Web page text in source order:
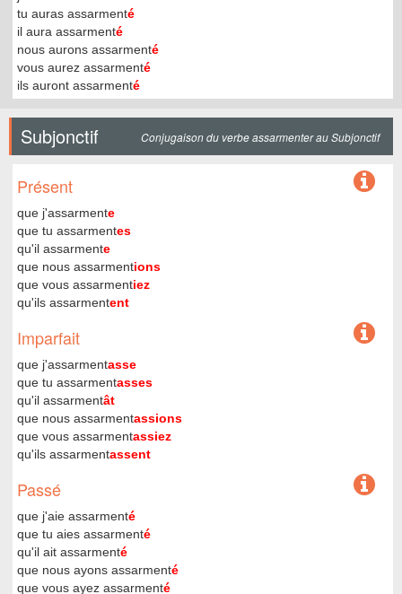
tu auras assarmenté
il aura assarmenté
nous aurons assarmenté
vous aurez assarmenté
ils auront assarmenté
Subjonctif Conjugaison du verbe assarmenter au Subjonctif
Présent
que j'assarmente
que tu assarmentes
qu'il assarmente
que nous assarmentions
que vous assarmentiez
qu'ils assarmentent
Imparfait
que j'assarmentasse
que tu assarmentasses
qu'il assarmentât
que nous assarmentassions
que vous assarmentassiez
qu'ils assarmentassent
Passé
que j'aie assarmenté
que tu aies assarmenté
qu'il ait assarmenté
que nous ayons assarmenté
que vous ayez assarmenté